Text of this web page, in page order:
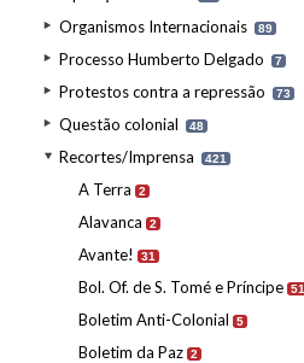
Organismos Internacionais 89
Processo Humberto Delgado 7
Protestos contra a repressão 73
Questão colonial 48
Recortes/Imprensa 421
A Terra 2
Alavanca 2
Avante! 31
Bol. Of. de S. Tomé e Príncipe 51
Boletim Anti-Colonial 5
Boletim da Paz 2